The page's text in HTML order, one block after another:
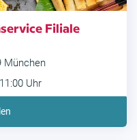
Filiale
München
Uhr